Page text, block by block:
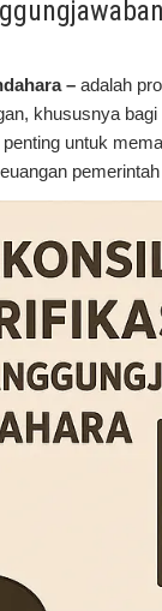
– adalah
khususnya
untuk